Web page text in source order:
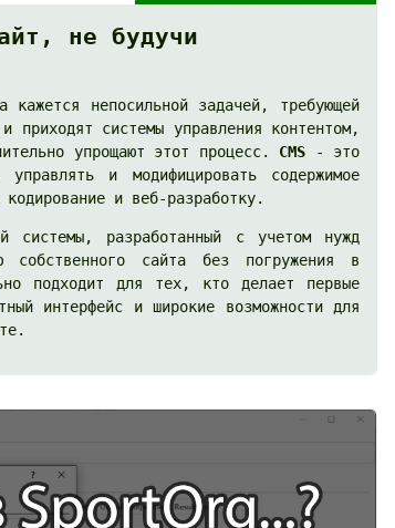
не будучи
кажется непосильной задачей, требующей
системы управления контентом,
упрощают этот процесс. CMS
- это
и модифицировать содержимое
и веб-разработку.
системы, разработанный с учетом нужд
собственного сайта без погружения в
подходит для тех, кто делает первые
интерфейс и широкие возможности для